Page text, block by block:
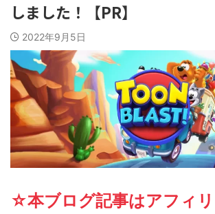
しました！【PR】
2022年9月5日
☆本ブログ記事はアフィ